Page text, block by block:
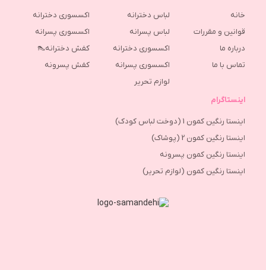
خانه
قوانین و مقررات
درباره ما
تماس با ما
لباس دخترانه
لباس پسرانه
اکسسوری دخترانه
اکسسوری پسرانه
لوازم تحریر
اکسسوری دخترانه
اکسسوری پسرانه
کفش دخترانه👠
كفش پسرونه
اینستاگرام
اینستا رنگین کمون 1 (دوخت لباس کودک)
اینستا رنگین کمون 2 (پوشاک)
اینستا رنگین کمون پسرونه
اینستا رنگین کمون (لوازم تحریر)